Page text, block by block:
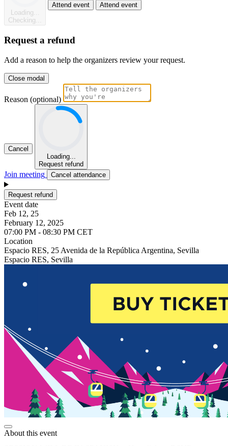
Loading...
Checking...
Attend event Attend event
Request a refund
Add a reason to help the organizers review your request.
Close modal
Reason (optional)
Cancel
Loading...
Request refund
Join meeting Cancel attendance
Request refund
Event date
Feb 12, 25
February 12, 2025
07:00 PM - 08:30 PM CET
Location
Espacio RES, 25 Avenida de la República Argentina, Sevilla
Espacio RES, Sevilla
About this event